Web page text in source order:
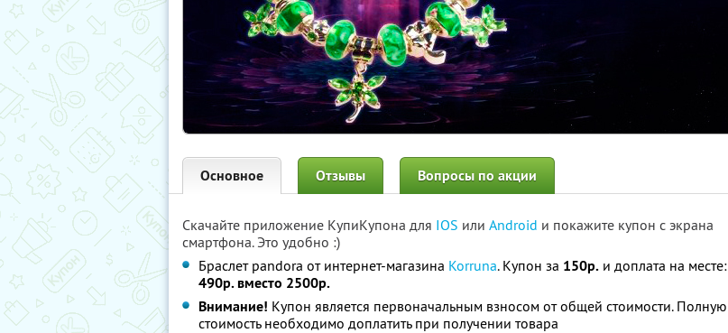
Основное Отзывы Вопросы по акции
Скачайте приложение КупиКупона для IOS или Android и покажите купон с экрана
смартфона. Это удобно :)
Браслет pandora от интернет-магазина Korruna. Купон за 150р. и доплата на месте:
490р. вместо 2500р.
Внимание! Купон является первоначальным взносом от общей стоимости. Полную
стоимость необходимо доплатить при получении товара